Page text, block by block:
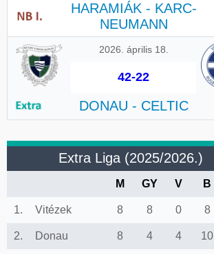
HARAMIÁK - KARC-
NEUMANN
2026. április 18.
42-22
DONAU - CELTIC
Extra Liga (2025/2026.)
M GY V B
1. Vitézek 8 8 0 8
2. Donau 8 4 4 10